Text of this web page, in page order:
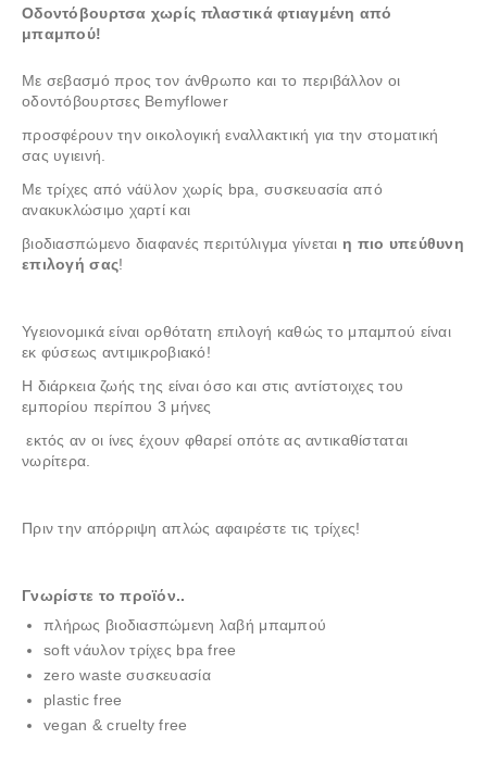
Οδοντόβουρτσα χωρίς πλαστικά φτιαγμένη από
μπαμπού!
Με σεβασμό προς τον άνθρωπο και το περιβάλλον οι
οδοντόβουρτσες Bemyflower
προσφέρουν την οικολογική εναλλακτική για την στοματική
σας υγιεινή.
Με τρίχες από νάϋλον χωρίς bpa, συσκευασία από
ανακυκλώσιμο χαρτί και
βιοδιασπώμενο διαφανές περιτύλιγμα γίνεται η πιο υπεύθυνη
επιλογή σας!
Υγειονομικά είναι ορθότατη επιλογή καθώς το μπαμπού είναι
εκ φύσεως αντιμικροβιακό!
Η διάρκεια ζωής της είναι όσο και στις αντίστοιχες του
εμπορίου περίπου 3 μήνες
εκτός αν οι ίνες έχουν φθαρεί οπότε ας αντικαθίσταται
νωρίτερα.
Πριν την απόρριψη απλώς αφαιρέστε τις τρίχες!
Γνωρίστε το προϊόν..
πλήρως βιοδιασπώμενη λαβή μπαμπού
soft νάυλον τρίχες bpa free
zero waste συσκευασία
plastic free
vegan & cruelty free